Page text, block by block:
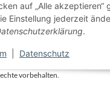
auf „Alle
Einstellung jederzeit
.
Datenschutz
vorbehalten.